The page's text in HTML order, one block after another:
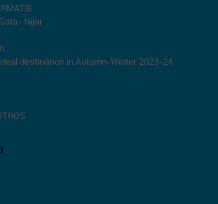
Níjar
destination in Autumn-Winter 2023-24